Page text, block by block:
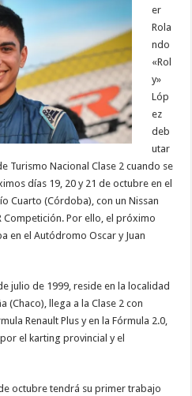
er
Rola
ndo
«Rol
y»
Lóp
ez
deb
utar
Turismo Nacional Clase 2 cuando se
días 19, 20 y 21 de octubre en el
Cuarto (Córdoba), con un Nissan
Por ello, el próximo
en el Autódromo Oscar y Juan
julio de 1999, reside en la localidad
(Chaco), llega a la Clase 2 con
Renault Plus y en la Fórmula 2.0,
el karting provincial y el
octubre tendrá su primer trabajo